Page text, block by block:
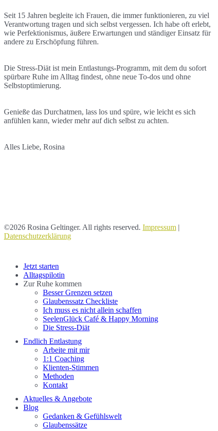
Seit 15 Jahren begleite ich Frauen, die immer funktionieren, zu viel
Verantwortung tragen und sich selbst vergessen. Ich habe oft erlebt,
wie Perfektionismus, äußere Erwartungen und ständiger Einsatz für
andere zu Erschöpfung führen.
Die Stress-Diät ist mein Entlastungs-Programm, mit dem du sofort
spürbare Ruhe im Alltag findest, ohne neue To-dos und ohne
Selbstoptimierung.
Genieße das Durchatmen, lass los und spüre, wie leicht es sich
anfühlen kann, wieder mehr auf dich selbst zu achten.
Alles Liebe, Rosina
©2026 Rosina Geltinger. All rights reserved. Impressum |
Datenschutzerklärung
Close
Menu
Jetzt starten
Alltagspilotin
Zur Ruhe kommen
Besser Grenzen setzen
Glaubenssatz Checkliste
Ich muss es nicht allein schaffen
SeelenGlück Café & Happy Morning
Die Stress-Diät
Endlich Entlastung
Arbeite mit mir
1:1 Coaching
Klienten-Stimmen
Methoden
Kontakt
Aktuelles & Angebote
Blog
Gedanken & Gefühlswelt
Glaubenssätze